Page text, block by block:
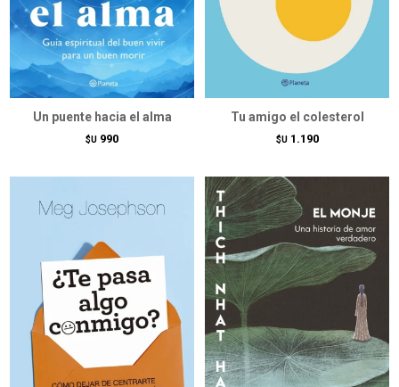
Un puente hacia el alma
$U 990
Tu amigo el colesterol
$U 1.190